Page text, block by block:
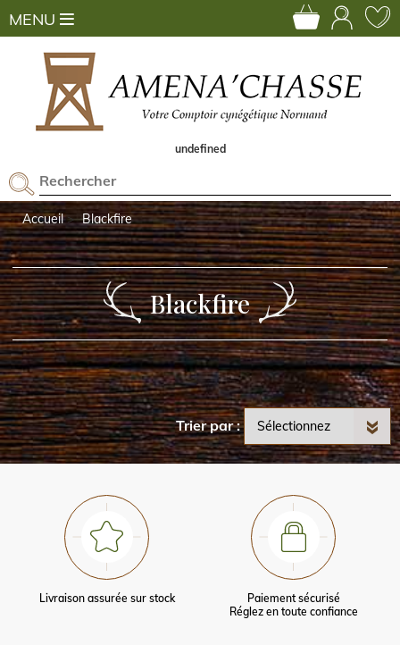
undefined
MENU
Accueil Blackfire
Blackfire
Trier par
Livraison assurée sur stock
Paiement sécurisé
Réglez en toute confiance